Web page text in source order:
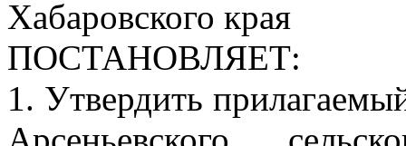
Хабаровского края
ПОСТАНОВЛЯЕТ:
1. Утвердить